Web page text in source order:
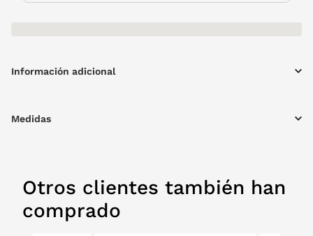
Información adicional
Medidas
Otros clientes también han
comprado